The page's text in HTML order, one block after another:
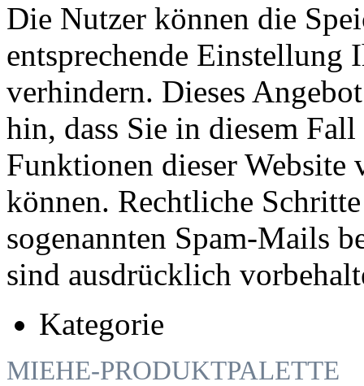
Die Nutzer können die
entsprechende Einstellung
verhindern. Dieses
hin, dass Sie in diesem
Funktionen dieser
können. Rechtliche
sogenannten Spam-Mails
sind ausdrücklich
Kategorie
MIEHE-PRODUKTPALETTE